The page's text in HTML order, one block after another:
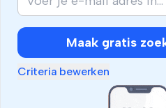
Maak gratis
Criteria bewerken